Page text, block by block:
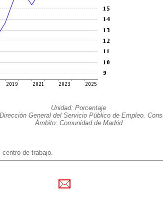
Unidad: Porcentaje
General del Servicio Público de Empleo.
Ámbito: Comunidad de Madrid
de trabajo.